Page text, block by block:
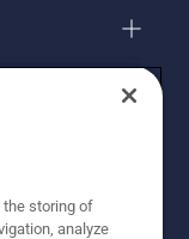
the storing of
analyze